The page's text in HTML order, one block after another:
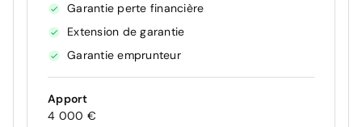
Garantie perte financière
Extension de garantie
Garantie emprunteur
Apport
4 000 €